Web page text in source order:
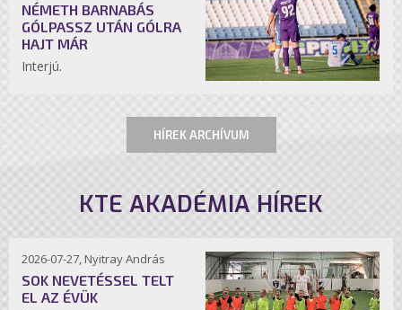
NÉMETH BARNABÁS
GÓLPASSZ UTÁN GÓLRA
HAJT MÁR
Interjú.
HÍREK ARCHÍVUM
KTE AKADÉMIA HÍREK
2026-07-27, Nyitray András
SOK NEVETÉSSEL TELT
EL AZ ÉVÜK